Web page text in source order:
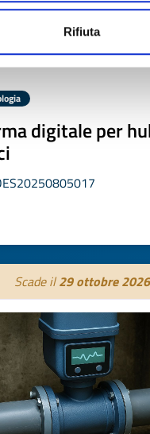
Rifiuta
digitale per
Scade il29 ottobre 2026